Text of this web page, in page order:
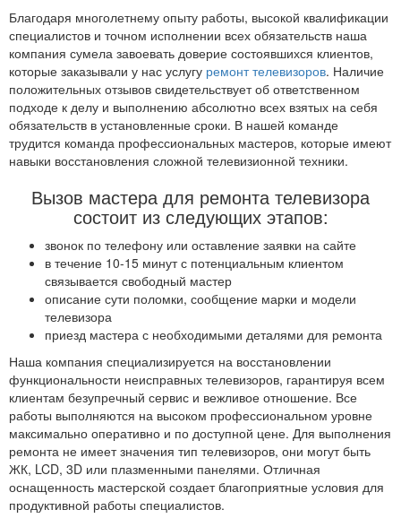
Благодаря многолетнему опыту работы, высокой квалификации
специалистов и точном исполнении всех обязательств наша
компания сумела завоевать доверие состоявшихся клиентов,
которые заказывали у нас услугу ремонт телевизоров. Наличие
положительных отзывов свидетельствует об ответственном
подходе к делу и выполнению абсолютно всех взятых на себя
обязательств в установленные сроки. В нашей команде
трудится команда профессиональных мастеров, которые имеют
навыки восстановления сложной телевизионной техники.
Вызов мастера для ремонта телевизора
состоит из следующих этапов:
звонок по телефону или оставление заявки на сайте
в течение 10-15 минут с потенциальным клиентом
связывается свободный мастер
описание сути поломки, сообщение марки и модели
телевизора
приезд мастера с необходимыми деталями для ремонта
Наша компания специализируется на восстановлении
функциональности неисправных телевизоров, гарантируя всем
клиентам безупречный сервис и вежливое отношение. Все
работы выполняются на высоком профессиональном уровне
максимально оперативно и по доступной цене. Для выполнения
ремонта не имеет значения тип телевизоров, они могут быть
ЖК, LCD, 3D или плазменными панелями. Отличная
оснащенность мастерской создает благоприятные условия для
продуктивной работы специалистов.